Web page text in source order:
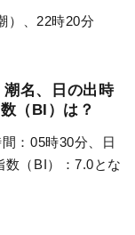
）、22時20分
名、日の出時
（BI）は？
：05時30分、日
数（BI）：7.0とな